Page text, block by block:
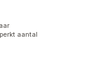
aantal